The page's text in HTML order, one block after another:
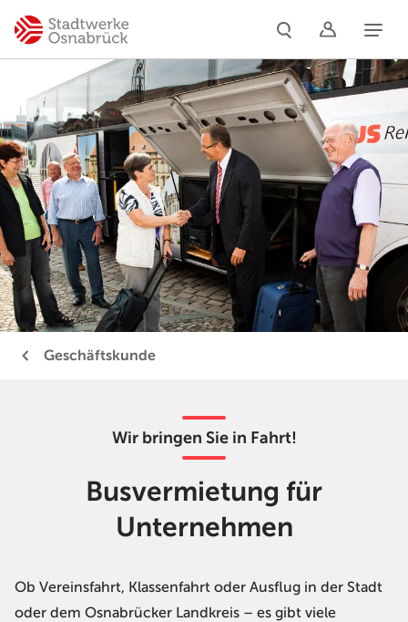
Geschäftskunde
Wir bringen Sie in Fahrt!
Busvermietung für
Unternehmen
Ob Vereinsfahrt, Klassenfahrt oder Ausflug in der Stadt
oder dem Osnabrücker Landkreis – es gibt viele